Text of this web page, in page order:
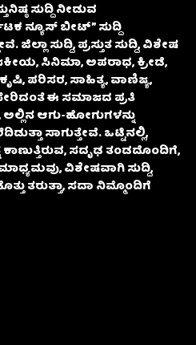
ಸುದ್ದಿ ನೀಡುವ
ನ್ಯೂಸ್ ಬೀಟ್” ಸುದ್ದಿ
ಜಿಲ್ಲಾ ಸುದ್ದಿ, ಪ್ರಸ್ತುತ ಸುದ್ದಿ, ವಿಶೇಷ
ಸಿನಿಮಾ, ಅಪರಾಧ, ಕ್ರೀಡೆ,
ಪರಿಸರ, ಸಾಹಿತ್ಯ, ವಾಣಿಜ್ಯ,
ಈ ಸಮಾಜದ ಪ್ರತಿ
ಅಲ್ಲಿನ ಆಗು-ಹೋಗುಗಳನ್ನು
ಸಾಗುತ್ತೇವೆ. ಒಟ್ಟಿನಲ್ಲಿ,
ಸದೃಢ ತಂಡದೊಂದಿಗೆ,
ವಿಶೇಷವಾಗಿ ಸುದ್ದಿ,
ತರುತ್ತಾ, ಸದಾ ನಿಮ್ಮೊಂದಿಗೆ